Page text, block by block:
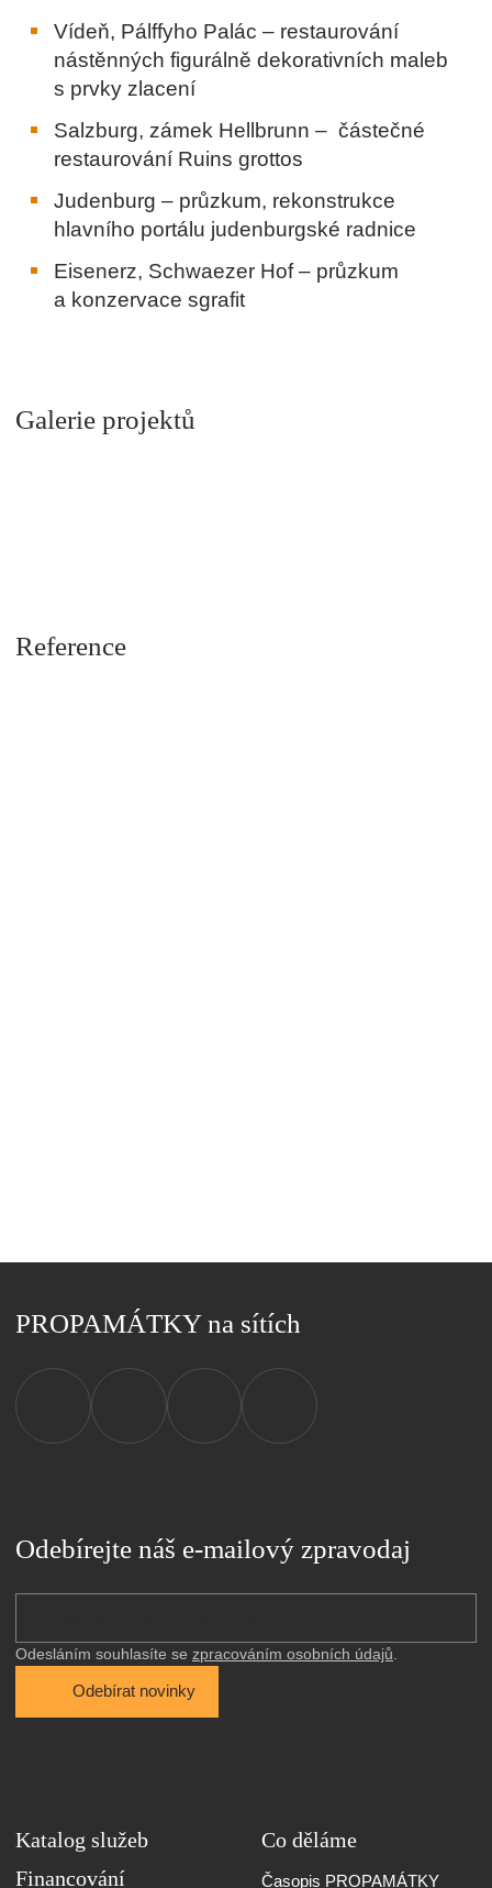
Vídeň, Pálffyho Palác – restaurování
nástěnných figurálně dekorativních maleb
s prvky zlacení
Salzburg, zámek Hellbrunn – částečné
restaurování Ruins grottos
Judenburg – průzkum, rekonstrukce
hlavního portálu judenburgské radnice
Eisenerz, Schwaezer Hof – průzkum
a konzervace sgrafit
Galerie projektů
Reference
PROPAMÁTKY na sítích
Odebírejte náš e-mailový zpravodaj
Odebírat novinky
Odesláním souhlasíte se zpracováním osobních údajů
Katalog služeb
Financování
Co děláme
Časopis PROPAMÁTKY